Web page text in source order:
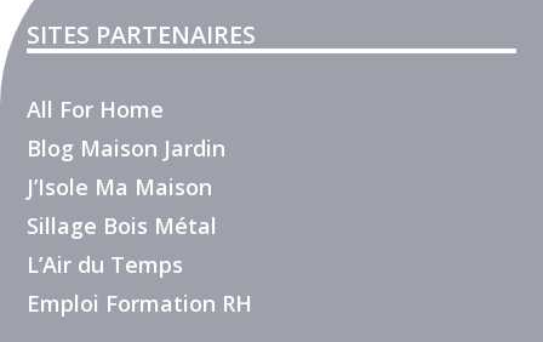
SITES PARTENAIRES
All For Home
Blog Maison Jardin
J’Isole Ma Maison
Sillage Bois Métal
L’Air du Temps
Emploi Formation RH